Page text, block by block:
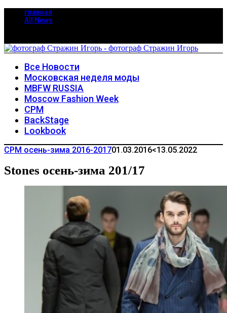
главная
All News
Все Новости
Московская неделя моды
MBFW RUSSIA
Moscow Fashion Week
CPM
BackStage
Lookbook
CPM осень-зима 2016-201701.03.2016<13.05.2022
Stones осень-зима 201/17